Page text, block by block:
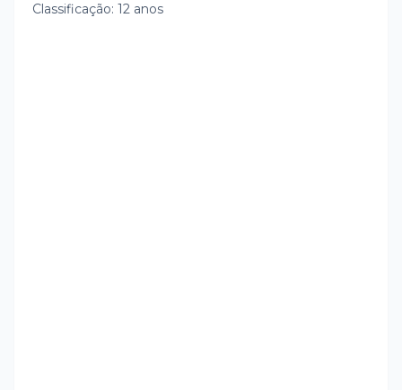
Classificação: 12 anos